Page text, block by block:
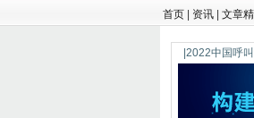
首页 资讯 文章
|2022中国呼